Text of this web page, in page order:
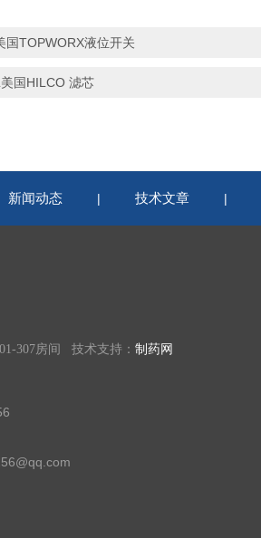
国TOPWORX液位开关
国HILCO 滤芯
新闻动态 | 技术文章 |
307房间 技术支持： 制药网